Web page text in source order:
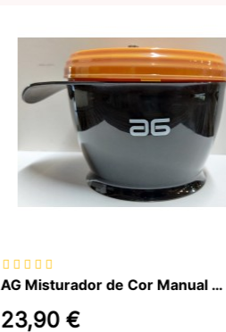
AG Misturador de Cor Manual Profissional
23,90 €